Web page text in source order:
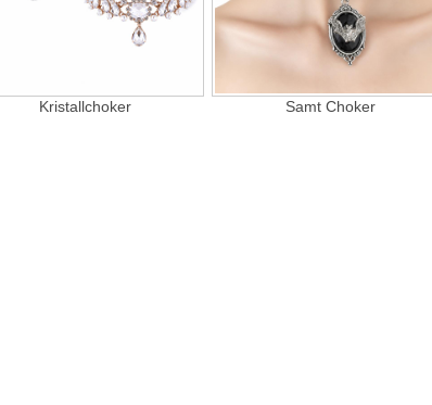
Kristallchoker Samt Choker